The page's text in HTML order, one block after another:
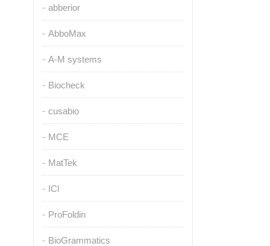
abberior
AbboMax
A-M systems
Biocheck
cusabio
MCE
MatTek
ICl
ProFoldin
BioGrammatics